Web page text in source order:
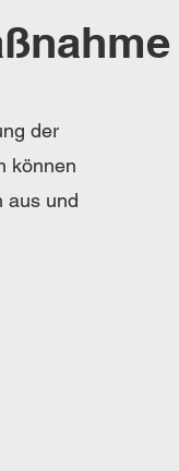
der
können
aus und